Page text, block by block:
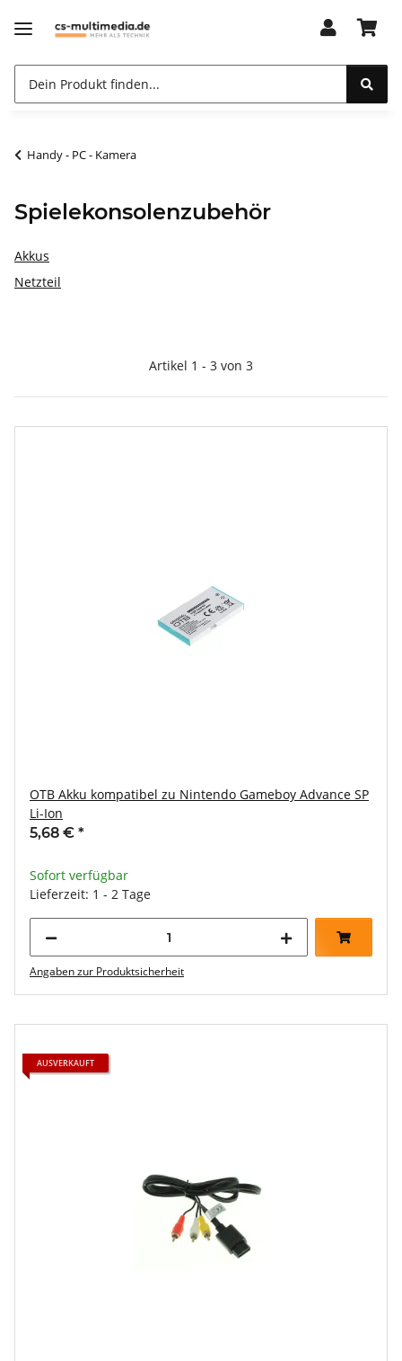
Handy - PC - Kamera
Spielekonsolenzubehör
Akkus
Netzteil
Artikel 1 - 3 von 3
OTB Akku kompatibel zu Nintendo Gameboy Advance SP
Li-Ion
5,68 € *
Sofort verfügbar
Lieferzeit: 1 - 2 Tage
Angaben zur Produktsicherheit
AUSVERKAUFT